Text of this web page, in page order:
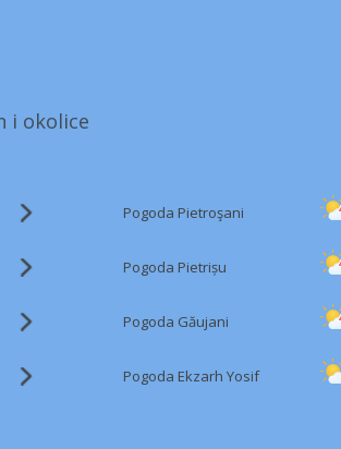
i okolice
Pogoda Pietroşani
Pogoda Pietrișu
Pogoda Găujani
Pogoda Ekzarh Yosif